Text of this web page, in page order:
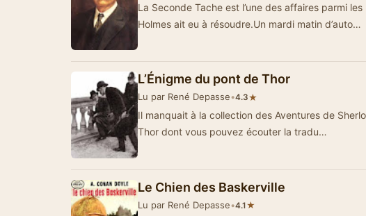
La Seconde Tache est l’une des affaires parmi
Holmes ait eu à résoudre.Un mardi matin d’auto…
L’Énigme du pont de Thor
Lu par René Depasse•4.3★
Il manquait à la collection des Aventures de
Thor dont vous pouvez écouter la tradu…
Le Chien des Baskerville
Lu par René Depasse•4.1★